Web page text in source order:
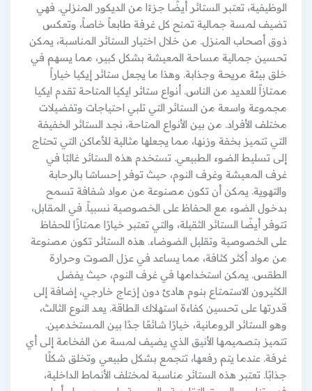
الوظيفية، تعتبر الستائر أيضًا جزءًا من الديكور المنزلي. فهي
تضيف لمسة جمالية تمنح كل غرفة طابعاً خاصاً، وتعكس
ذوق أصحاب المنزل. من خلال اختيار الستائر المناسبة، يمكن
تحسين جمالية مساحة المعيشة بشكل كبير، مما يسهم في
خلق بيئة مريحة وجذابة. وهذا ما يجعل ستائر إيكيا خياراً
ممتازاً للعديد من الناس. أنواع ستائر ايكيا المتاحة تقدم ايكيا
مجموعة واسعة من الستائر التي تلبي احتياجات وتفضيلات
مختلف الأفراد. من بين الأنواع المتاحة، نجد الستائر الخفيفة
التي تتميز بخفة وزنها، مما يجعلها مثالية للأماكن التي تحتاج
إلى تسليط الضوء الطبيعي. تستخدم هذه الستائر غالبًا في
غرف المعيشة وغرف النوم، حيث توفر إحساسًا بالرحابة
والتهوية. يمكن أن تكون مصنوعة من مواد شفافة تسمح
بدخول الضوء مع الحفاظ على الخصوصية نسبياً. في المقابل،
تتوفر أيضًا الستائر الثقيلة، والتي تعتبر خيارًا ممتازًا للحفاظ
على الخصوصية وتقليل الضوضاء. هذه الستائر تكون مصنوعة
من مواد أكثر كثافة، مما يساعد في عزل الصوت وحرارة
الطقس. يمكن استخدامها في غرف النوم، حيث يفضل
الكثيرون الاستمتاع بنوم هادئ دون إزعاج خارجي، إضافة إلى
قدرتها على تحسين كفاءة استهلاك الطاقة. يعد النوع الثالث،
وهو الستائر الرومانية، خيارًا شائعًا جدًا بين المستخدمين.
تتميز بتصميمها الأنيق الذي يضيف لمسة من الفخامة إلى أي
غرفة. عندما يتم رفعها، تتجمع بشكل طبيعي وتخلق شكلًا
جذابًا. تعتبر هذه الستائر مناسبة لمختلف الأنماط الداخلية،